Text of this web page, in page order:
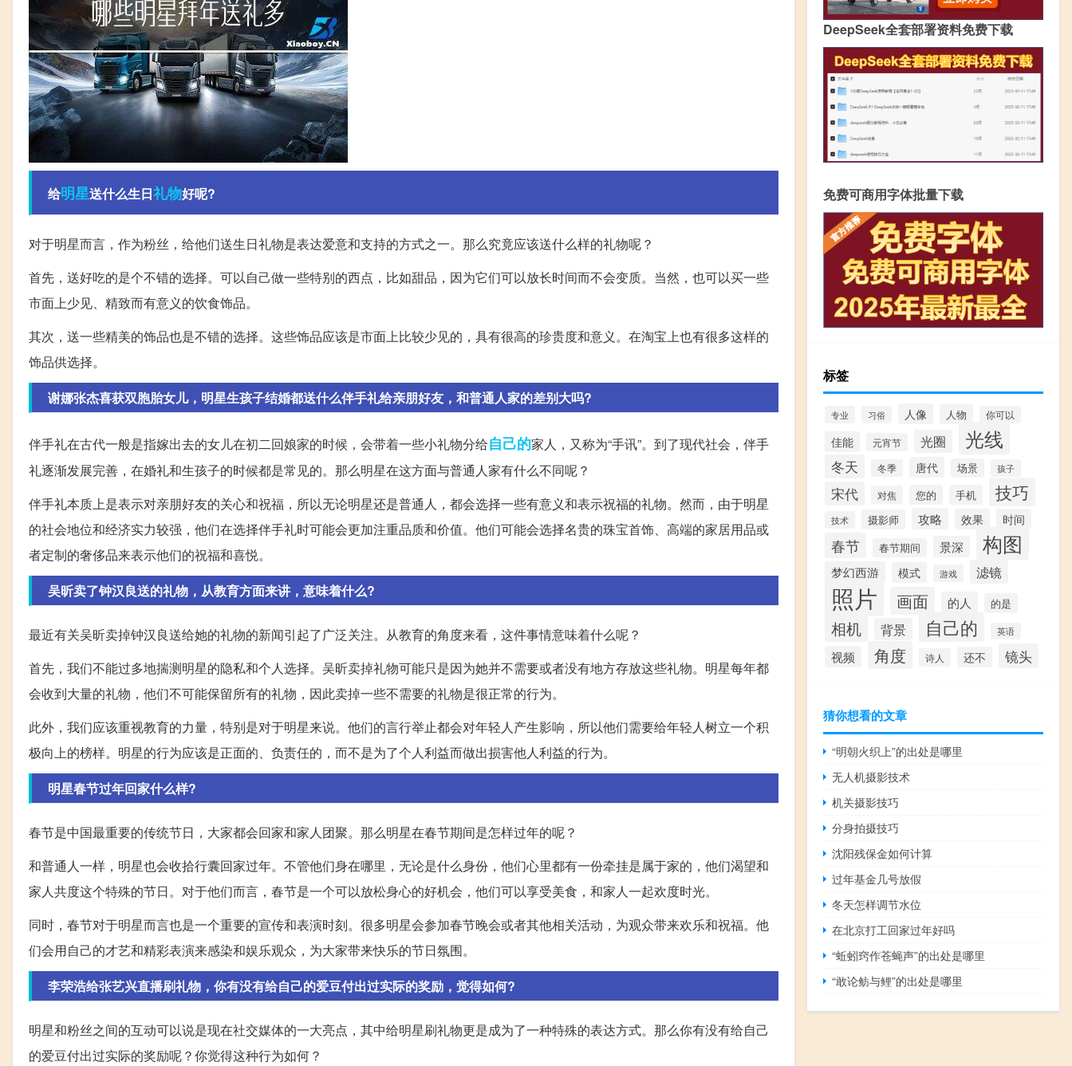
给明星送什么生日礼物好呢?
对于明星而言，作为粉丝，给他们送生日礼物是表达爱意和支持的方式之一。那么究竟应该送什么样的礼物呢？
首先，送好吃的是个不错的选择。可以自己做一些特别的西点，比如甜品，因为它们可以放长时间而不会变质。当然，也可以买一些
市面上少见、精致而有意义的饮食饰品。
其次，送一些精美的饰品也是不错的选择。这些饰品应该是市面上比较少见的，具有很高的珍贵度和意义。在淘宝上也有很多这样的
饰品供选择。
谢娜张杰喜获双胞胎女儿，明星生孩子结婚都送什么伴手礼给亲朋好友，和普通人家的差别大吗?
伴手礼在古代一般是指嫁出去的女儿在初二回娘家的时候，会带着一些小礼物分给自己的家人，又称为“手讯”。到了现代社会，伴手
礼逐渐发展完善，在婚礼和生孩子的时候都是常见的。那么明星在这方面与普通人家有什么不同呢？
伴手礼本质上是表示对亲朋好友的关心和祝福，所以无论明星还是普通人，都会选择一些有意义和表示祝福的礼物。然而，由于明星
的社会地位和经济实力较强，他们在选择伴手礼时可能会更加注重品质和价值。他们可能会选择名贵的珠宝首饰、高端的家居用品或
者定制的奢侈品来表示他们的祝福和喜悦。
吴昕卖了钟汉良送的礼物，从教育方面来讲，意味着什么?
最近有关吴昕卖掉钟汉良送给她的礼物的新闻引起了广泛关注。从教育的角度来看，这件事情意味着什么呢？
首先，我们不能过多地揣测明星的隐私和个人选择。吴昕卖掉礼物可能只是因为她并不需要或者没有地方存放这些礼物。明星每年都
会收到大量的礼物，他们不可能保留所有的礼物，因此卖掉一些不需要的礼物是很正常的行为。
此外，我们应该重视教育的力量，特别是对于明星来说。他们的言行举止都会对年轻人产生影响，所以他们需要给年轻人树立一个积
极向上的榜样。明星的行为应该是正面的、负责任的，而不是为了个人利益而做出损害他人利益的行为。
明星春节过年回家什么样?
春节是中国最重要的传统节日，大家都会回家和家人团聚。那么明星在春节期间是怎样过年的呢？
和普通人一样，明星也会收拾行囊回家过年。不管他们身在哪里，无论是什么身份，他们心里都有一份牵挂是属于家的，他们渴望和
家人共度这个特殊的节日。对于他们而言，春节是一个可以放松身心的好机会，他们可以享受美食，和家人一起欢度时光。
同时，春节对于明星而言也是一个重要的宣传和表演时刻。很多明星会参加春节晚会或者其他相关活动，为观众带来欢乐和祝福。他
们会用自己的才艺和精彩表演来感染和娱乐观众，为大家带来快乐的节日氛围。
李荣浩给张艺兴直播刷礼物，你有没有给自己的爱豆付出过实际的奖励，觉得如何?
明星和粉丝之间的互动可以说是现在社交媒体的一大亮点，其中给明星刷礼物更是成为了一种特殊的表达方式。那么你有没有给自己
的爱豆付出过实际的奖励呢？你觉得这种行为如何？
DeepSeek全套部署资料免费下载
免费可商用字体批量下载
标签
专业 习俗 人像 人物 你可以
佳能 元宵节 光圈 光线
冬天 冬季 唐代 场景 孩子
宋代 对焦 您的 手机 技巧
技术 摄影师 攻略 效果 时间
春节 春节期间 景深 构图
梦幻西游 模式 游戏 滤镜
照片 画面 的人 的是
相机 背景 自己的 英语
视频 角度 诗人 还不 镜头
猜你想看的文章
“明朝火织上”的出处是哪里
无人机摄影技术
机关摄影技巧
分身拍摄技巧
沈阳残保金如何计算
过年基金几号放假
冬天怎样调节水位
在北京打工回家过年好吗
“蚯蚓窍作苍蝇声”的出处是哪里
“敢论鲂与鲤”的出处是哪里